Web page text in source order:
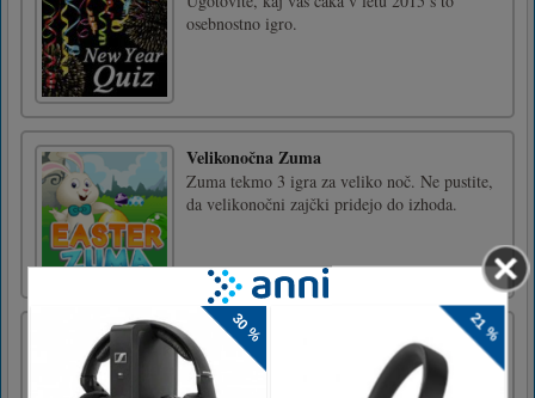
osebnostno igro.
Velikonočna Zuma
Zuma tekmo 3 igra za veliko noč. Ne pustite,
da velikonočni zajčki pridejo do izhoda.
Mestna vožnja
City Driving je realistična simulacijska in
dirkalna igra. Samo drvite in uživajte v tem